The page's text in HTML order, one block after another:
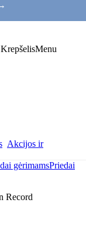
KrepšelisMenu
Akcijos ir
gėrimamsPriedai